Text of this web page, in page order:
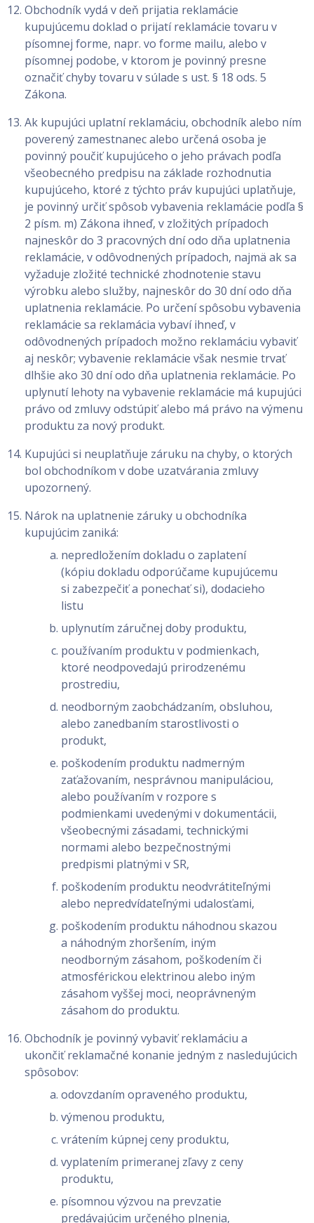
Obchodník vydá v deň prijatia reklamácie
kupujúcemu doklad o prijatí reklamácie tovaru v
písomnej forme, napr. vo forme mailu, alebo v
písomnej podobe, v ktorom je povinný presne
označiť chyby tovaru v súlade s ust. § 18 ods. 5
Zákona.
Ak kupujúci uplatní reklamáciu, obchodník alebo ním
poverený zamestnanec alebo určená osoba je
povinný poučiť kupujúceho o jeho právach podľa
všeobecného predpisu na základe rozhodnutia
kupujúceho, ktoré z týchto práv kupujúci uplatňuje,
je povinný určiť spôsob vybavenia reklamácie podľa §
2 písm. m) Zákona ihneď, v zložitých prípadoch
najneskôr do 3 pracovných dní odo dňa uplatnenia
reklamácie, v odôvodnených prípadoch, najmä ak sa
vyžaduje zložité technické zhodnotenie stavu
výrobku alebo služby, najneskôr do 30 dní odo dňa
uplatnenia reklamácie. Po určení spôsobu vybavenia
reklamácie sa reklamácia vybaví ihneď, v
odôvodnených prípadoch možno reklamáciu vybaviť
aj neskôr; vybavenie reklamácie však nesmie trvať
dlhšie ako 30 dní odo dňa uplatnenia reklamácie. Po
uplynutí lehoty na vybavenie reklamácie má kupujúci
právo od zmluvy odstúpiť alebo má právo na výmenu
produktu za nový produkt.
Kupujúci si neuplatňuje záruku na chyby, o ktorých
bol obchodníkom v dobe uzatvárania zmluvy
upozornený.
Nárok na uplatnenie záruky u obchodníka
kupujúcim zaniká:
nepredložením dokladu o zaplatení
(kópiu dokladu odporúčame kupujúcemu
si zabezpečiť a ponechať si), dodacieho
listu
uplynutím záručnej doby produktu,
používaním produktu v podmienkach,
ktoré neodpovedajú prirodzenému
prostrediu,
neodborným zaobchádzaním, obsluhou,
alebo zanedbaním starostlivosti o
produkt,
poškodením produktu nadmerným
zaťažovaním, nesprávnou manipuláciou,
alebo používaním v rozpore s
podmienkami uvedenými v dokumentácii,
všeobecnými zásadami, technickými
normami alebo bezpečnostnými
predpismi platnými v SR,
poškodením produktu neodvrátiteľnými
alebo nepredvídateľnými udalosťami,
poškodením produktu náhodnou skazou
a náhodným zhoršením, iným
neodborným zásahom, poškodením či
atmosférickou elektrinou alebo iným
zásahom vyššej moci, neoprávneným
zásahom do produktu.
Obchodník je povinný vybaviť reklamáciu a
ukončiť reklamačné konanie jedným z nasledujúcich
spôsobov:
odovzdaním opraveného produktu,
výmenou produktu,
vrátením kúpnej ceny produktu,
vyplatením primeranej zľavy z ceny
produktu,
písomnou výzvou na prevzatie
predávajúcim určeného plnenia,